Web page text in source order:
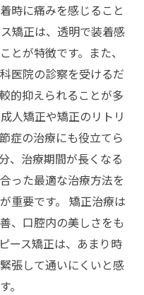
時に痛みを感じること
矯正は、透明で装着感
とが特徴です。また、
医院の診察を受けるだ
的抑えられることが多
人矯正や矯正のリトリ
症の治療にも役立てら
、治療期間が長くなる
った最適な治療方法を
重要です。 矯正治療は
、口腔内の美しさをも
ース矯正は、あまり時
張して通いにくいと感
。